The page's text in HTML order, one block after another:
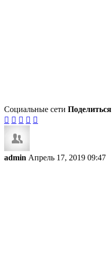
Социальные сети Поделиться
    
admin Апрель 17, 2019 09:47